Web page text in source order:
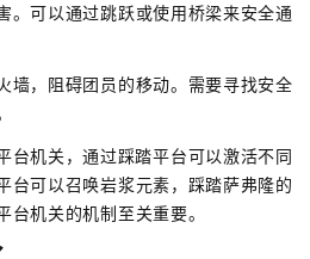
。可以通过跳跃或使用桥梁来安全通
墙，阻碍团员的移动。需要寻找安全
台机关，通过踩踏平台可以激活不同
台可以召唤岩浆元素，踩踏萨弗隆的
机关的机制至关重要。